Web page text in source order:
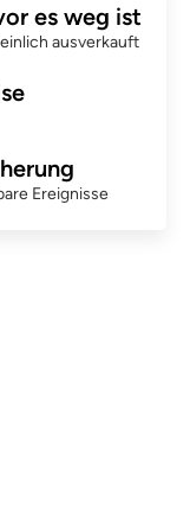
es weg ist
ausverkauft
Ereignisse